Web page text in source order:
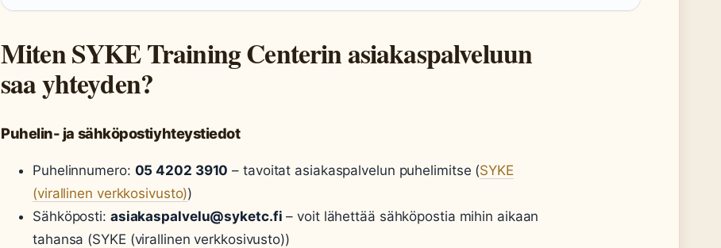
Miten SYKE Training Centerin asiakaspalveluun
saa yhteyden?
Puhelin- ja sähköpostiyhteystiedot
Puhelinnumero: 05 4202 3910 – tavoitat asiakaspalvelun puhelimitse (SYKE
(virallinen verkkosivusto))
Sähköposti: asiakaspalvelu@syketc.fi – voit lähettää sähköpostia mihin aikaan
tahansa (SYKE (virallinen verkkosivusto))